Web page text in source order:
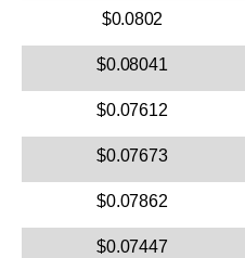
$0.0802
$0.08041
$0.07612
$0.07673
$0.07862
$0.07447